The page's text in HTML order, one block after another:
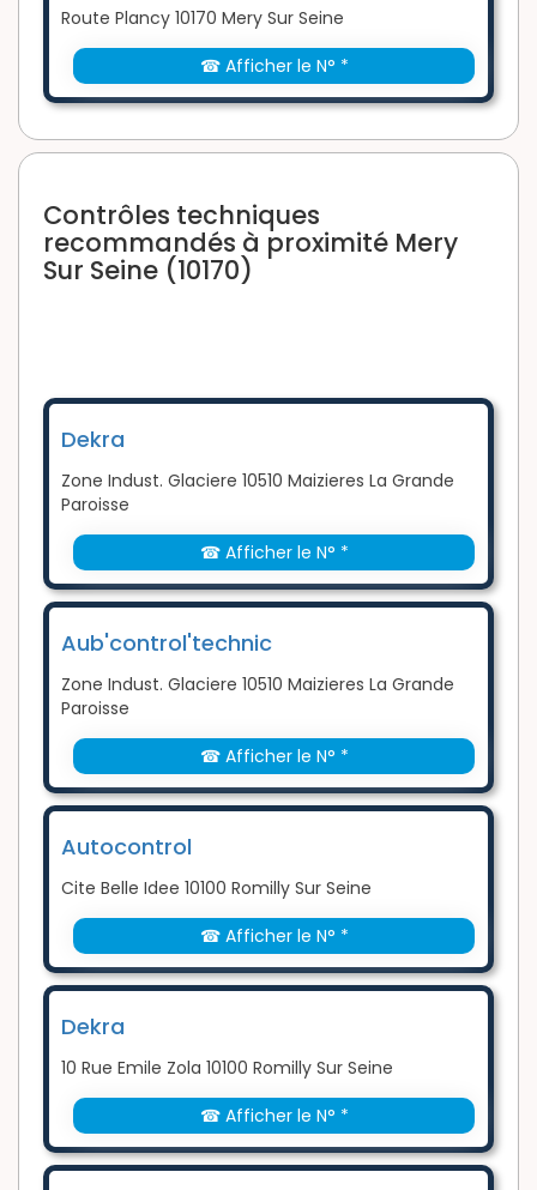
Route Plancy 10170 Mery Sur Seine
☎ Afficher le N° *
Contrôles techniques
recommandés à proximité Mery
Sur Seine (10170)
Dekra
Zone Indust. Glaciere 10510 Maizieres La Grande
Paroisse
☎ Afficher le N° *
Aub'control'technic
Zone Indust. Glaciere 10510 Maizieres La Grande
Paroisse
☎ Afficher le N° *
Autocontrol
Cite Belle Idee 10100 Romilly Sur Seine
☎ Afficher le N° *
Dekra
10 Rue Emile Zola 10100 Romilly Sur Seine
☎ Afficher le N° *